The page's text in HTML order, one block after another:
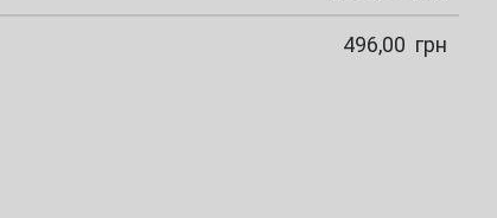
496,00 грн